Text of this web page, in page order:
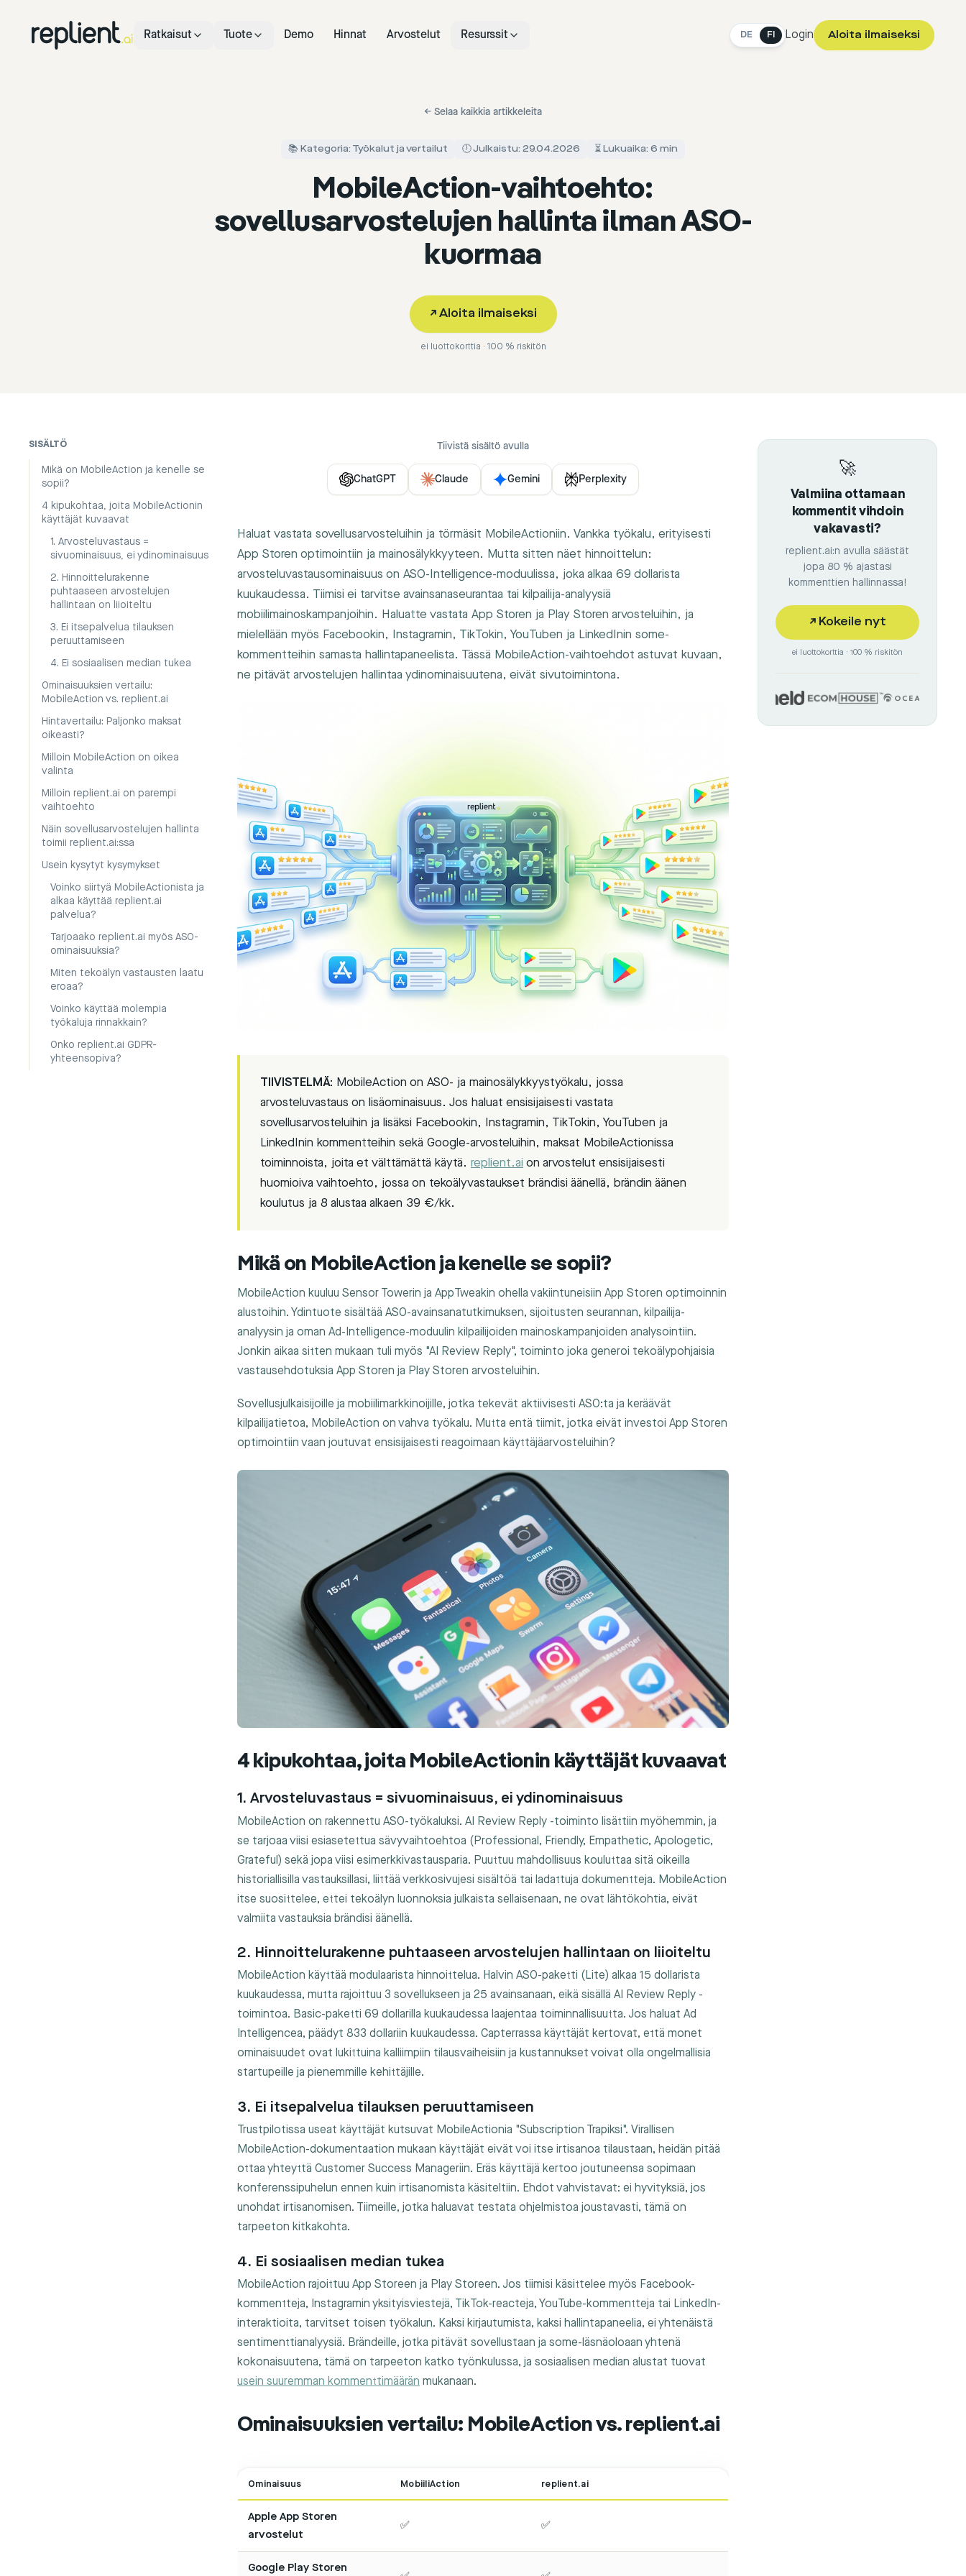
Ratkaisut Tuote Demo Hinnat Arvostelut Resurssit DE FI Login Aloita ilmaiseksi
← Selaa kaikkia artikkeleita
📚 Kategoria: Työkalut ja vertailut 🕖 Julkaistu: 29.04.2026 ⏳ Lukuaika: 6 min
MobileAction-vaihtoehto:
sovellusarvostelujen hallinta ilman ASO-
kuormaa
↗ Aloita ilmaiseksi
ei luottokorttia · 100 % riskitön
SISÄLTÖ
Mikä on MobileAction ja kenelle se
sopii?
4 kipukohtaa, joita MobileActionin
käyttäjät kuvaavat
1. Arvosteluvastaus =
sivuominaisuus, ei ydinominaisuus
2. Hinnoittelurakenne
puhtaaseen arvostelujen
hallintaan on liioiteltu
3. Ei itsepalvelua tilauksen
peruuttamiseen
4. Ei sosiaalisen median tukea
Ominaisuuksien vertailu:
MobileAction vs. replient.ai
Hintavertailu: Paljonko maksat
oikeasti?
Milloin MobileAction on oikea
valinta
Milloin replient.ai on parempi
vaihtoehto
Näin sovellusarvostelujen hallinta
toimii replient.ai:ssa
Usein kysytyt kysymykset
Voinko siirtyä MobileActionista ja
alkaa käyttää replient.ai
palvelua?
Tarjoaako replient.ai myös ASO-
ominaisuuksia?
Miten tekoälyn vastausten laatu
eroaa?
Voinko käyttää molempia
työkaluja rinnakkain?
Onko replient.ai GDPR-
yhteensopiva?
Tiivistä sisältö avulla
ChatGPT Claude Gemini Perplexity
Haluat vastata sovellusarvosteluihin ja törmäsit MobileActioniin. Vankka työkalu, erityisesti
App Storen optimointiin ja mainosälykkyyteen. Mutta sitten näet hinnoittelun:
arvosteluvastausominaisuus on ASO-Intelligence-moduulissa, joka alkaa 69 dollarista
kuukaudessa. Tiimisi ei tarvitse avainsanaseurantaa tai kilpailija-analyysiä
mobiilimainoskampanjoihin. Haluatte vastata App Storen ja Play Storen arvosteluihin, ja
mielellään myös Facebookin, Instagramin, TikTokin, YouTuben ja LinkedInin some-
kommentteihin samasta hallintapaneelista. Tässä MobileAction-vaihtoehdot astuvat kuvaan,
ne pitävät arvostelujen hallintaa ydinominaisuutena, eivät sivutoimintona.
TIIVISTELMÄ: MobileAction on ASO- ja mainosälykkyystyökalu, jossa
arvosteluvastaus on lisäominaisuus. Jos haluat ensisijaisesti vastata
sovellusarvosteluihin ja lisäksi Facebookin, Instagramin, TikTokin, YouTuben ja
LinkedInin kommentteihin sekä Google-arvosteluihin, maksat MobileActionissa
toiminnoista, joita et välttämättä käytä. replient.ai on arvostelut ensisijaisesti
huomioiva vaihtoehto, jossa on tekoälyvastaukset brändisi äänellä, brändin äänen
koulutus ja 8 alustaa alkaen 39 €/kk.
Mikä on MobileAction ja kenelle se sopii?
MobileAction kuuluu Sensor Towerin ja AppTweakin ohella vakiintuneisiin App Storen optimoinnin
alustoihin. Ydintuote sisältää ASO-avainsanatutkimuksen, sijoitusten seurannan, kilpailija-
analyysin ja oman Ad-Intelligence-moduulin kilpailijoiden mainoskampanjoiden analysointiin.
Jonkin aikaa sitten mukaan tuli myös "AI Review Reply", toiminto joka generoi tekoälypohjaisia
vastausehdotuksia App Storen ja Play Storen arvosteluihin.
Sovellusjulkaisijoille ja mobiilimarkkinoijille, jotka tekevät aktiivisesti ASO:ta ja keräävät
kilpailijatietoa, MobileAction on vahva työkalu. Mutta entä tiimit, jotka eivät investoi App Storen
optimointiin vaan joutuvat ensisijaisesti reagoimaan käyttäjäarvosteluihin?
4 kipukohtaa, joita MobileActionin käyttäjät kuvaavat
1. Arvosteluvastaus = sivuominaisuus, ei ydinominaisuus
MobileAction on rakennettu ASO-työkaluksi. AI Review Reply -toiminto lisättiin myöhemmin, ja
se tarjoaa viisi esiasetettua sävyvaihtoehtoa (Professional, Friendly, Empathetic, Apologetic,
Grateful) sekä jopa viisi esimerkkivastausparia. Puuttuu mahdollisuus kouluttaa sitä oikeilla
historiallisilla vastauksillasi, liittää verkkosivujesi sisältöä tai ladattuja dokumentteja. MobileAction
itse suosittelee, ettei tekoälyn luonnoksia julkaista sellaisenaan, ne ovat lähtökohtia, eivät
valmiita vastauksia brändisi äänellä.
2. Hinnoittelurakenne puhtaaseen arvostelujen hallintaan on liioiteltu
MobileAction käyttää modulaarista hinnoittelua. Halvin ASO-paketti (Lite) alkaa 15 dollarista
kuukaudessa, mutta rajoittuu 3 sovellukseen ja 25 avainsanaan, eikä sisällä AI Review Reply -
toimintoa. Basic-paketti 69 dollarilla kuukaudessa laajentaa toiminnallisuutta. Jos haluat Ad
Intelligencea, päädyt 833 dollariin kuukaudessa. Capterrassa käyttäjät kertovat, että monet
ominaisuudet ovat lukittuina kalliimpiin tilausvaiheisiin ja kustannukset voivat olla ongelmallisia
startupeille ja pienemmille kehittäjille.
3. Ei itsepalvelua tilauksen peruuttamiseen
Trustpilotissa useat käyttäjät kutsuvat MobileActionia "Subscription Trapiksi". Virallisen
MobileAction-dokumentaation mukaan käyttäjät eivät voi itse irtisanoa tilaustaan, heidän pitää
ottaa yhteyttä Customer Success Manageriin. Eräs käyttäjä kertoo joutuneensa sopimaan
konferenssipuhelun ennen kuin irtisanomista käsiteltiin. Ehdot vahvistavat: ei hyvityksiä, jos
unohdat irtisanomisen. Tiimeille, jotka haluavat testata ohjelmistoa joustavasti, tämä on
tarpeeton kitkakohta.
4. Ei sosiaalisen median tukea
MobileAction rajoittuu App Storeen ja Play Storeen. Jos tiimisi käsittelee myös Facebook-
kommentteja, Instagramin yksityisviestejä, TikTok-reacteja, YouTube-kommentteja tai LinkedIn-
interaktioita, tarvitset toisen työkalun. Kaksi kirjautumista, kaksi hallintapaneelia, ei yhtenäistä
sentimenttianalyysiä. Brändeille, jotka pitävät sovellustaan ja some-läsnäoloaan yhtenä
kokonaisuutena, tämä on tarpeeton katko työnkulussa, ja sosiaalisen median alustat tuovat
usein suuremman kommenttimäärän mukanaan.
Ominaisuuksien vertailu: MobileAction vs. replient.ai
Ominaisuus MobiiliAction replient.ai
Apple App Storen
arvostelut
✅ ✅
Google Play Storen
🚀
Valmiina ottamaan
kommentit vihdoin
vakavasti?
replient.ai:n avulla säästät
jopa 80 % ajastasi
kommenttien hallinnassa!
↗ Kokeile nyt
ei luottokorttia · 100 % riskitön